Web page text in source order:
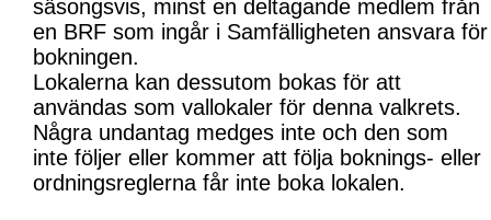
säsongsvis, minst en deltagande medlem från
en BRF som ingår i Samfälligheten ansvara för
bokningen.
Lokalerna kan dessutom bokas för att
användas som vallokaler för denna valkrets.
Några undantag medges inte och den som
inte följer eller kommer att följa boknings- eller
ordningsreglerna får inte boka lokalen.